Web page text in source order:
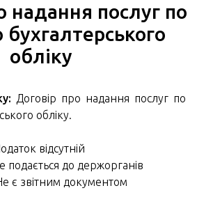
надання послуг по
обліку
Договір про надання послуг по
обліку.
відсутній
подається до держорганів
є звітним документом